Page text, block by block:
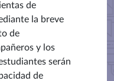
de
la breve
de
y los
serán
de